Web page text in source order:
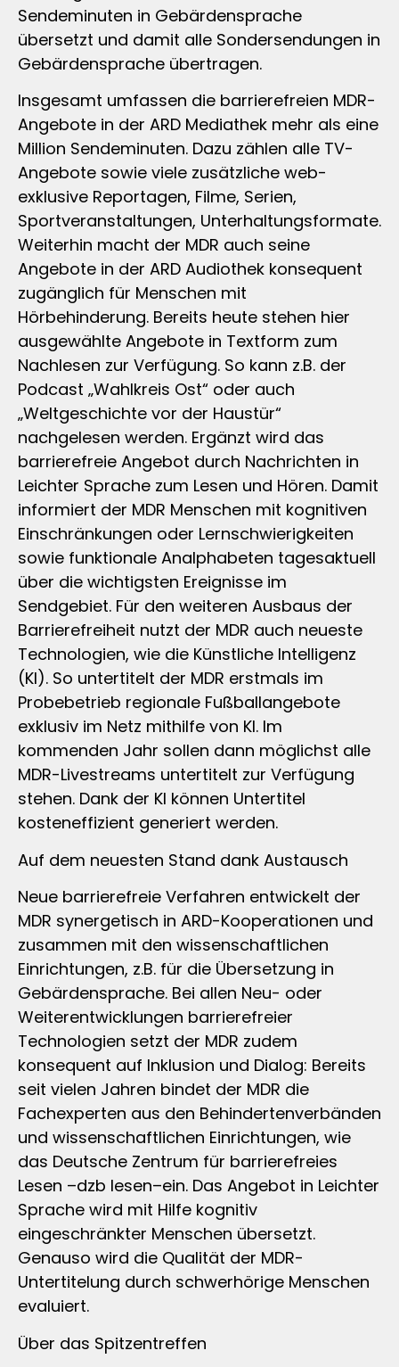
Sendeminuten in Gebärdensprache
übersetzt und damit alle Sondersendungen in
Gebärdensprache übertragen.
Insgesamt umfassen die barrierefreien MDR-
Angebote in der ARD Mediathek mehr als eine
Million Sendeminuten. Dazu zählen alle TV-
Angebote sowie viele zusätzliche web-
exklusive Reportagen, Filme, Serien,
Sportveranstaltungen, Unterhaltungsformate.
Weiterhin macht der MDR auch seine
Angebote in der ARD Audiothek konsequent
zugänglich für Menschen mit
Hörbehinderung. Bereits heute stehen hier
ausgewählte Angebote in Textform zum
Nachlesen zur Verfügung. So kann z.B. der
Podcast „Wahlkreis Ost“ oder auch
„Weltgeschichte vor der Haustür“
nachgelesen werden. Ergänzt wird das
barrierefreie Angebot durch Nachrichten in
Leichter Sprache zum Lesen und Hören. Damit
informiert der MDR Menschen mit kognitiven
Einschränkungen oder Lernschwierigkeiten
sowie funktionale Analphabeten tagesaktuell
über die wichtigsten Ereignisse im
Sendgebiet. Für den weiteren Ausbaus der
Barrierefreiheit nutzt der MDR auch neueste
Technologien, wie die Künstliche Intelligenz
(KI). So untertitelt der MDR erstmals im
Probebetrieb regionale Fußballangebote
exklusiv im Netz mithilfe von KI. Im
kommenden Jahr sollen dann möglichst alle
MDR-Livestreams untertitelt zur Verfügung
stehen. Dank der KI können Untertitel
kosteneffizient generiert werden.
Auf dem neuesten Stand dank Austausch
Neue barrierefreie Verfahren entwickelt der
MDR synergetisch in ARD-Kooperationen und
zusammen mit den wissenschaftlichen
Einrichtungen, z.B. für die Übersetzung in
Gebärdensprache. Bei allen Neu- oder
Weiterentwicklungen barrierefreier
Technologien setzt der MDR zudem
konsequent auf Inklusion und Dialog: Bereits
seit vielen Jahren bindet der MDR die
Fachexperten aus den Behindertenverbänden
und wissenschaftlichen Einrichtungen, wie
das Deutsche Zentrum für barrierefreies
Lesen –dzb lesen–ein. Das Angebot in Leichter
Sprache wird mit Hilfe kognitiv
eingeschränkter Menschen übersetzt.
Genauso wird die Qualität der MDR-
Untertitelung durch schwerhörige Menschen
evaluiert.
Über das Spitzentreffen